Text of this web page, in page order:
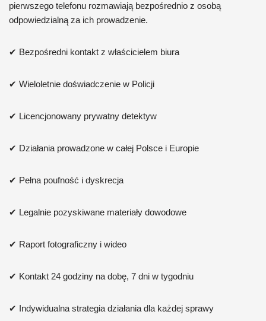
pierwszego telefonu rozmawiają bezpośrednio z osobą
odpowiedzialną za ich prowadzenie.
✔ Bezpośredni kontakt z właścicielem biura
✔ Wieloletnie doświadczenie w Policji
✔ Licencjonowany prywatny detektyw
✔ Działania prowadzone w całej Polsce i Europie
✔ Pełna poufność i dyskrecja
✔ Legalnie pozyskiwane materiały dowodowe
✔ Raport fotograficzny i wideo
✔ Kontakt 24 godziny na dobę, 7 dni w tygodniu
✔ Indywidualna strategia działania dla każdej sprawy